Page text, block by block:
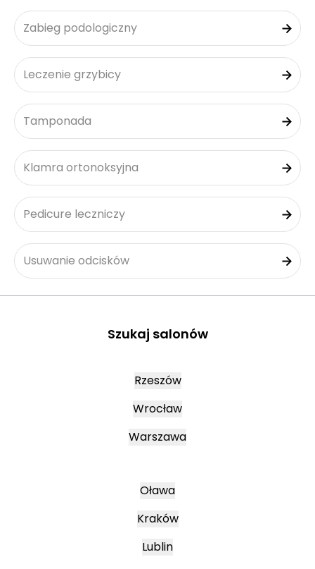
Zabieg podologiczny
Leczenie grzybicy
Tamponada
Klamra ortonoksyjna
Pedicure leczniczy
Usuwanie odcisków
Szukaj salonów
Rzeszów
Wrocław
Warszawa
Oława
Kraków
Lublin